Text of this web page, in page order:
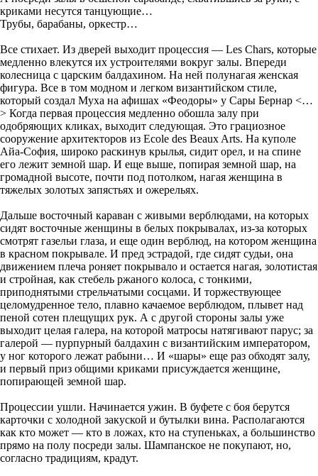
криками несутся танцующие…
Трубы, барабаны, оркестр…
Все стихает. Из дверей выходит процессия — Les Chars, которые
медленно влекутся их устроителями вокруг залы. Впереди
колесница с царским балдахином. На ней полунагая женская
фигура. Все в том модном и легком византийском стиле,
который создал Муха на афишах «Феодоры» у Сары Бернар <…
> Когда первая процессия медленно обошла залу при
одобряющих кликах, выходит следующая. Это грациозное
сооружение архитекторов из Ecole des Beaux Arts. На куполе
Айа-София, широко раскинув крылья, сидит орел, и на спине
его лежит земной шар. И еще выше, попирая земной шар, на
громадной высоте, почти под потолком, нагая женщина в
тяжелых золотых запястьях и ожерельях.
Дальше восточный караван с живыми верблюдами, на которых
сидят восточные женщины в белых покрывалах, из-за которых
смотрят газельи глаза, и еще один верблюд, на котором женщина
в красном покрывале. И пред эстрадой, где сидят судьи, она
движением плеча роняет покрывало и остается нагая, золотистая
и стройная, как стебель ржаного колоса, с тонкими,
приподнятыми стрельчатыми сосцами. И торжествующее
целомудренное тело, плавно качаемое верблюдом, плывет над
пеной сотен плещущих рук. А с другой стороны залы уже
выходит целая галера, на которой матросы натягивают парус; за
галерой — пурпурный балдахин с византийским императором,
у ног которого лежат рабыни… И «шары» еще раз обходят залу,
и первый приз общими криками присуждается женщине,
попирающей земной шар.
Процессии ушли. Начинается ужин. В буфете с боя берутся
карточки с холодной закуской и бутылки вина. Располагаются
как кто может — кто в ложах, кто на ступеньках, а большинство
прямо на полу посреди залы. Шампанское не покупают, но,
согласно традициям, крадут.